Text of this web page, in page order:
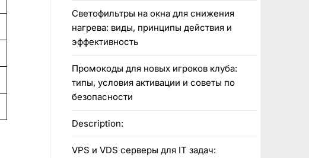
Светофильтры на окна для снижения
нагрева: виды, принципы действия и
эффективность
Промокоды для новых игроков клуба:
типы, условия активации и советы по
безопасности
Description:
VPS и VDS серверы для IT задач: